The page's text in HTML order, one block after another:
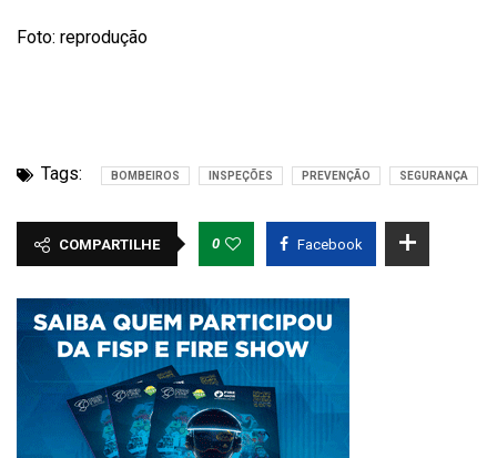
Foto: reprodução
Tags: BOMBEIROS INSPEÇÕES PREVENÇÃO SEGURANÇA
COMPARTILHE 0 Facebook